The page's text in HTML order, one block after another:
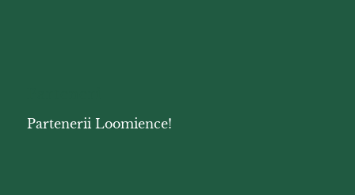
Partenerii Loomience!